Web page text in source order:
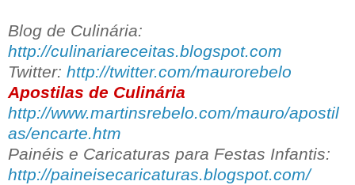
Blog de Culinária:
http://culinariareceitas.blogspot.com
Twitter: http://twitter.com/maurorebelo
Apostilas de Culinária
http://www.martinsrebelo.com/mauro/apostil
as/encarte.htm
Painéis e Caricaturas para Festas Infantis:
http://paineisecaricaturas.blogspot.com/